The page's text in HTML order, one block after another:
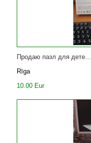
Продаю пазл для дете...
Rīga
10.00 Eur